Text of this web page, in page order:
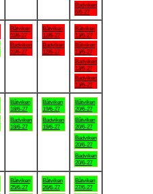
Badviken
6/6-27
Båtviken
11/6-27
Badviken
11/6-27
Båtviken
12/6-27
Badviken
12/6-27
Båtviken
13/6-27
Båtviken
13/6-27
Badviken
13/6-27
Badviken
13/6-27
Båtviken
18/6-27
Badviken
18/6-27
Båtviken
19/6-27
Badviken
19/6-27
Båtviken
20/6-27
Båtviken
20/6-27
Badviken
20/6-27
Badviken
20/6-27
Båtviken
25/6-27
Båtviken
26/6-27
Båtviken
27/6-27